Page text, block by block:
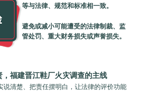
等与法律、规范和标准相一致。
避免或减小可能遭受的法律制裁、监
管处罚、重大财务损失或声誉损失。
，福建晋江鞋厂火灾调查的主线
说清楚、把责任摆明白，让法律的评价功能